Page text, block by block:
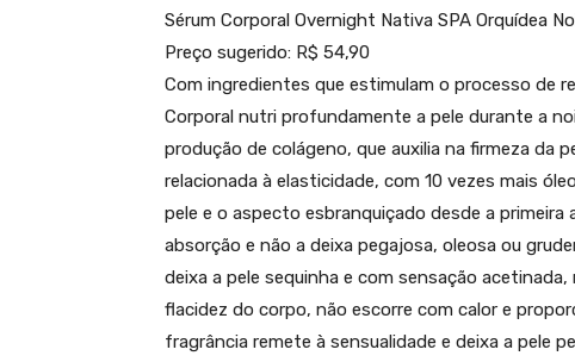
Sérum Corporal Overnight Nativa SPA Orquídea
Preço sugerido: R$ 54,90
Com ingredientes que estimulam o processo de
Corporal nutri profundamente a pele durante a
produção de colágeno, que auxilia na firmeza da
relacionada à elasticidade, com 10 vezes mais
pele e o aspecto esbranquiçado desde a
absorção e não a deixa pegajosa, oleosa ou
deixa a pele sequinha e com sensação
flacidez do corpo, não escorre com calor e
fragrância remete à sensualidade e deixa a pele